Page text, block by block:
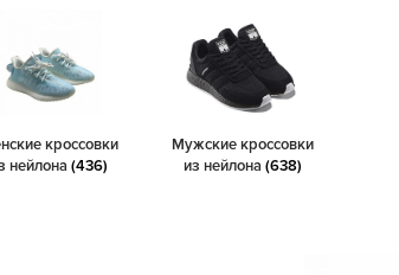
кроссовки
нейлона (436)
Мужские кроссовки
из нейлона (638)